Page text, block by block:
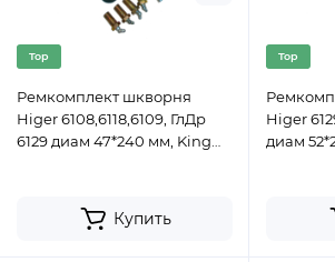
Top
Ремкомплект шкворня
Higer 6108,6118,6109, ГлДр
6129 диам 47*240 мм, King
Купить
Top
Higer
диам